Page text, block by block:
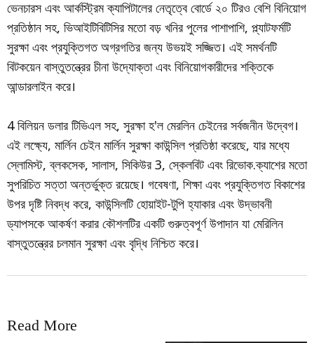
ভেনচারস এবং আর্কস্ট্রিম ক্যাপিটালের নেতৃত্বে বোর্ডে ২০ টিরও বেশি বিনিয়োগ
প্রতিষ্ঠান সহ, ভিআইটিবিটিসির মতো বড় খনির পুলের পাশাপাশি, প্ল্যাটফর্মটি
সুরক্ষা এবং প্রযুক্তিগত অগ্রগতির জন্য উভয়ই সজ্জিত। এই সমর্থনটি
বিটকয়েন বাস্তুতন্ত্রের চীনা উদ্যোক্তা এবং বিনিয়োগকারীদের শক্তিকে
আন্ডারলাইন করে।
4 বিলিয়ন ডলার টিভিএল সহ, সুরক্ষা হ'ল মেরলিন চেইনের সর্বজনীন উদ্বেগ।
এই লক্ষ্যে, মার্লিন চেইন মার্লিন সুরক্ষা কাউন্সিল প্রতিষ্ঠা করেছে, যার মধ্যে
স্লোমিস্ট, ব্লকসেক, সালাস, সিকিউর 3, স্কেলবিট এবং রিভোক.ক্যাশের মতো
সুপরিচিত সত্তা অন্তর্ভুক্ত রয়েছে। গবেষণা, শিক্ষা এবং প্রযুক্তিগত বিকাশের
উপর দৃষ্টি নিবদ্ধ করে, কাউন্সিলটি হোয়াইট-টুপি হ্যাকার এবং উদ্ভাবনী
ড্যাপসকে আকর্ষণ করার কৌশলটির একটি গুরুত্বপূর্ণ উপাদান যা মেরিলিন
বাস্তুতন্ত্রের চলমান সুরক্ষা এবং বৃদ্ধি নিশ্চিত করে।
Read More